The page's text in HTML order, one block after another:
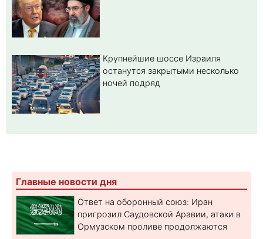
Крупнейшие шоссе Израиля
останутся закрытыми несколько
ночей подряд
Главные новости дня
Ответ на оборонный союз: Иран
пригрозил Саудовской Аравии, атаки в
Ормузском проливе продолжаются